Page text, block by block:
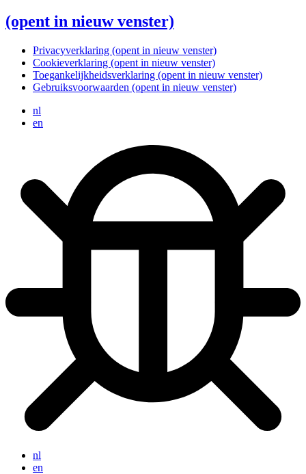
(opent in nieuw venster)
Privacyverklaring (opent in nieuw venster)
Cookieverklaring (opent in nieuw venster)
Toegankelijkheidsverklaring (opent in nieuw venster)
Gebruiksvoorwaarden (opent in nieuw venster)
nl
en
nl
en